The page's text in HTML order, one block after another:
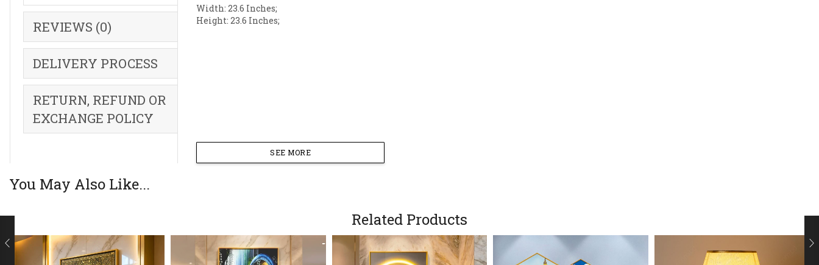
REVIEWS (0)
DELIVERY PROCESS
RETURN, REFUND OR
EXCHANGE POLICY
Width: 23.6 Inches;
Height: 23.6 Inches;
SEE MORE
You May Also Like...
Related Products